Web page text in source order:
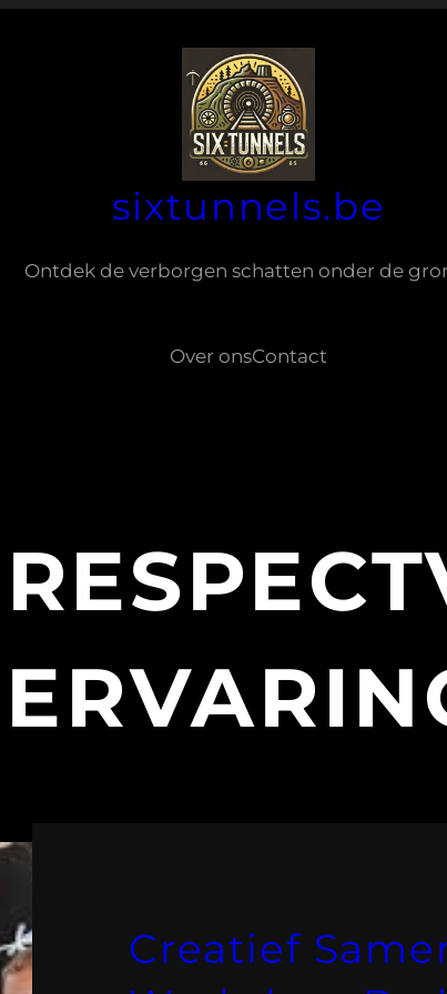
sixtunnels.be
Ontdek de verborgen schatten onder de
Over onsContact
Creatief